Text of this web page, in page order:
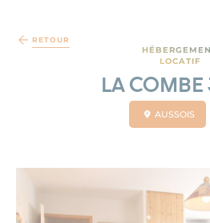
RETOUR
LOCATIF
LA COMBE
AUSSOIS